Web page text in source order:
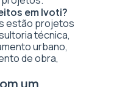
em Ivoti?
estão projetos
técnica,
urbano,
de obra,
um